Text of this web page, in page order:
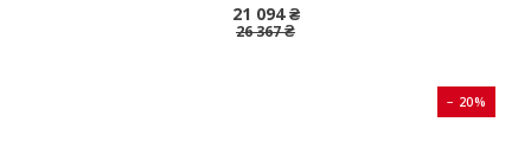
21 094 ₴
26 367 ₴
− 20%